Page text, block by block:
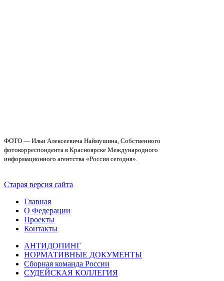
ФОТО — Ильи Алексеевича Наймушина, Собственного
фотокорреспондента в Красноярске Международного
информационного агентства «Россия сегодня».
Старая версия сайта
Главная
О Федерации
Проекты
Контакты
АНТИДОПИНГ
НОРМАТИВНЫЕ ДОКУМЕНТЫ
Сборная команда России
СУДЕЙСКАЯ КОЛЛЕГИЯ